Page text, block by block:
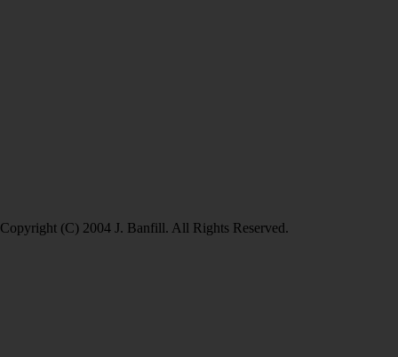
Copyright (C) 2004 J. Banfill. All Rights Reserved.